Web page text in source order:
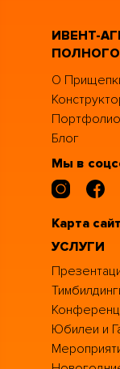
ИВЕНТ-
О
Блог
Мы в
Карта
УСЛУГИ
Юбилеи и